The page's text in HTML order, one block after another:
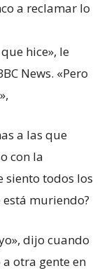
a reclamar lo
hice», le
News. «Pero
a las que
con la
siento todos los
muriendo?
dijo cuando
otra gente en